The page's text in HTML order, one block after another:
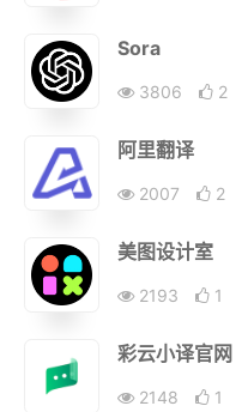
Sora
3806 2
阿里翻译
2007 2
美图设计室
2193 1
彩云小译官网
2148 1